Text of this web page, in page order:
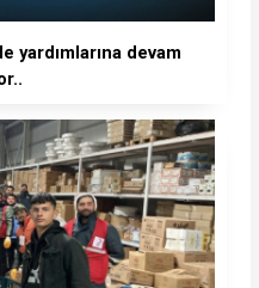
yardımlarına devam